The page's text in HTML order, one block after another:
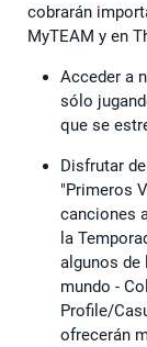
cobrarán
MyTEAM y en
Acceder a
sólo
que se
Disfrutar
"Primeros
canciones
la
algunos de
mundo -
Profile/
ofrecerán